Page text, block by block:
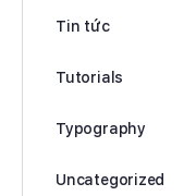
Tin tức
Tutorials
Typography
Uncategorized